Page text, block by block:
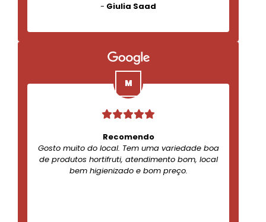
- Giulia Saad
Recomendo
Gosto muito do local. Tem uma variedade boa
de produtos hortifruti, atendimento bom, local
bem higienizado e bom preço.